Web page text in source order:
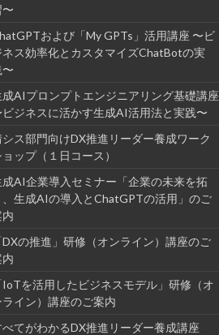
〜
および「My GPTs」活用講座 〜ビ
ネス効率化とカスタマイズChatBotの実
〜
成AIプロンプトエンジニアリング基礎講座
ビジネスに活かす生成AI活用法と実践〜
シス部門向けDX推進リーダー養成ワーク
ョップ（１日コース）
成AI企業導入セミナー「企業の未来を拓
、生成AIの導入とChatGPTの活用」のご
DXの推進」研修（オンライン）講座のご
IoTを活用したビジネスモデル」研修（オ
ライン）講座のご案内
べてがわかるDX推進リーダー養成講座